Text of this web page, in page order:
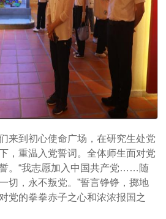
来到初心使命广场，在研究生处党
，重温入党誓词。全体师生面对党
。“我志愿加入中国共产党……随
切，永不叛党。”誓言铮铮，掷地
党的拳拳赤子之心和浓浓报国之